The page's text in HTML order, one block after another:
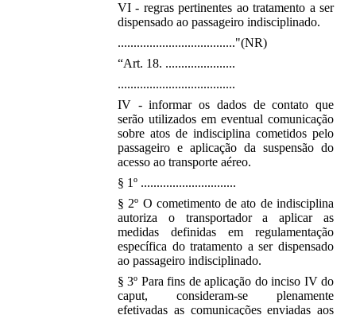
VI - regras pertinentes ao tratamento a ser
dispensado ao passageiro indisciplinado.
....................................."(NR)
“Art. 18. ......................
.....................................
IV - informar os dados de contato que
serão utilizados em eventual comunicação
sobre atos de indisciplina cometidos pelo
passageiro e aplicação da suspensão do
acesso ao transporte aéreo.
§ 1º ..............................
§ 2º O cometimento de ato de indisciplina
autoriza o transportador a aplicar as
medidas definidas em regulamentação
específica do tratamento a ser dispensado
ao passageiro indisciplinado.
§ 3º Para fins de aplicação do inciso IV do
caput, consideram-se plenamente
efetivadas as comunicações enviadas aos